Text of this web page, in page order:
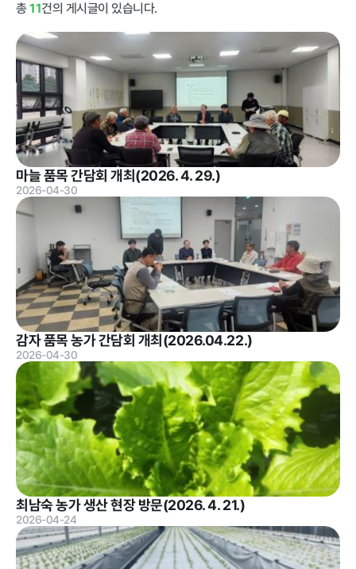
급식사업
춘천관내 학
교현황
가현황
농가소식
안전성관리
안전성검사
결과
자료실
교육안내 활동사진
정보공개
경영공시
경영목표 및
운영계획
재무현황
정보공개
행정정보공개
계약현황 및
대가지급
윤리경영 인권경영
총11건의 게시글이 있습니다.
마늘 품목 간담회 개최(2026. 4. 29.)
2026-04-30
감자 품목 농가 간담회 개최(2026.04.22.)
2026-04-30
최남숙 농가 생산 현장 방문(2026. 4. 21.)
2026-04-24